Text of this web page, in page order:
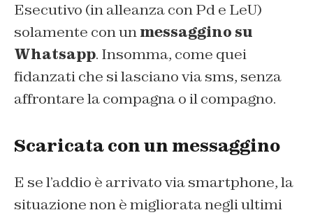
Esecutivo (in alleanza con Pd e LeU)
solamente con unmessaggino su
Whatsapp. Insomma, come quei
fidanzati che si lasciano via sms, senza
affrontare la compagna o il compagno.
Scaricata con un messaggino
E se l’addio è arrivato via smartphone, la
situazione non è migliorata negli ultimi